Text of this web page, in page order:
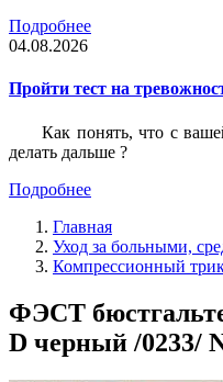
Подробнее
04.08.2026
Пройти тест на
Как понять, что с
делать дальше ?
Подробнее
Главная
Уход за больными,
Компрессионный
ФЭСТ
D черный /0233/